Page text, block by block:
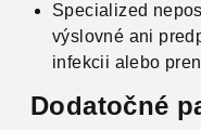
Specialized
výslovné ani
infekcii alebo
Dodatočné